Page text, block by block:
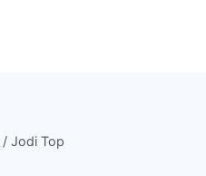
/ Jodi Top